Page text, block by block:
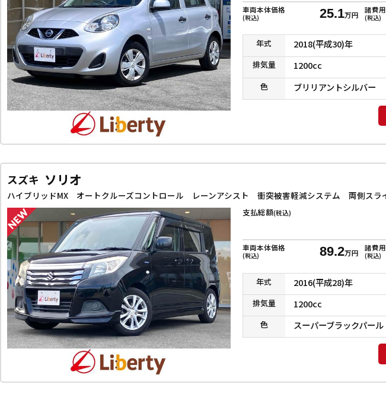
車両本体価格
(税込) 25.1万円
諸費用
(税込)
年式 2018(平成30)年
排気量 1200cc
色 ブリリアントシルバー
スズキ ソリオ
支払総額(税込)
車両本体価格
(税込) 89.2万円
諸費用
(税込)
年式 2016(平成28)年
排気量 1200cc
色 スーパーブラックパール